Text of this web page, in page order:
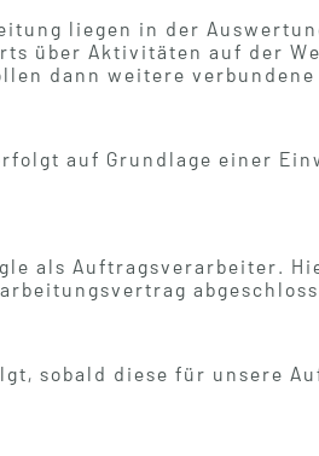
liegen in der
über Aktivitäten auf der
dann weitere
auf Grundlage einer
als Auftragsverarbeiter.
sobald diese für unsere